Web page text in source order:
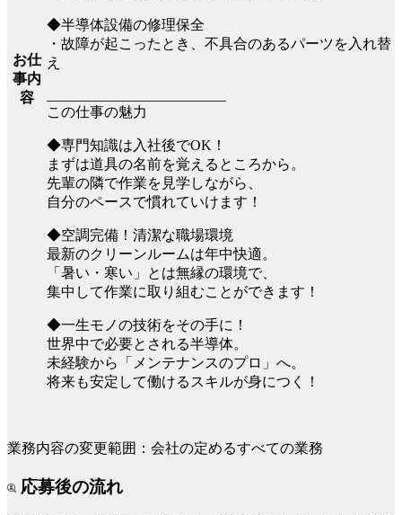
お仕
事内
容
◆半導体設備の修理保全
・故障が起こったとき、不具合のあるパーツを入れ替
え
この仕事の魅力
◆専門知識は入社後でOK！
まずは道具の名前を覚えるところから。
先輩の隣で作業を見学しながら、
自分のペースで慣れていけます！
◆空調完備！清潔な職場環境
最新のクリーンルームは年中快適。
「暑い・寒い」とは無縁の環境で、
集中して作業に取り組むことができます！
◆一生モノの技術をその手に！
世界中で必要とされる半導体。
未経験から「メンテナンスのプロ」へ。
将来も安定して働けるスキルが身につく！
業務内容の変更範囲：会社の定めるすべての業務
応募後の流れ